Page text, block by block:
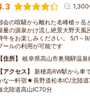
1,300
会の喧騒から離れた名峰槍ヶ
量の源泉かけ流し絶景大野天風
牛をお楽しみください。 5/1～
ールの利用が可能です
住所
岐阜県高山市奥飛騨温
アクセス
新穂高RW駅から車
な一軒宿★長野道松本IC/北陸
北陸道高山IC70分